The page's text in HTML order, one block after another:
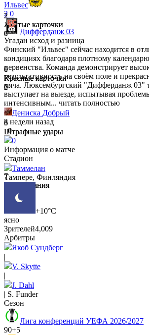
1
Желтые карточки
0
0
Красные карточки
0
6
Штрафные удары
5
7
Вбрасывания
2
Желтые карточки
1
1
Красные карточки
2
3
Штрафные удары
6
7
Вбрасывания
Ильвес
2 0
Дифферданж 03
Угадан исход и разница
Финский "Ильвес" сейчас находится в
кондициях благодаря плотному
первенства. Команда демонстрирует
результативность на своём поле и
мяча. Люксембургский "Дифферданж 03"
выступает на выезде, испытывая
интенсивным... читать полностью
Дениска Добрый
3 недели назад
0
0
Информация о матче
Стадион
Таммелан
Тампере, Финляндия
+10°C
ясно
Зрителей4,009
Арбитры
Якоб Сундберг
|
V. Skytte
|
J. Dahl
| S. Funder
Сезон
Лига конференций УЕФА 2026/2027
90+5